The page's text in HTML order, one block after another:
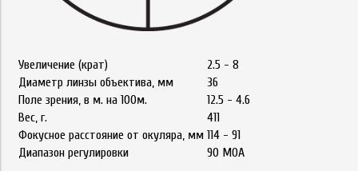
Увеличение (крат)
2.5 - 8
Диаметр линзы объектива, мм
36
Поле зрения, в м. на 100м.
12.5 - 4.6
Вес, г.
411
Фокусное расстояние от окуляра, мм 114 - 91
Диапазон регулировки
90 MOA